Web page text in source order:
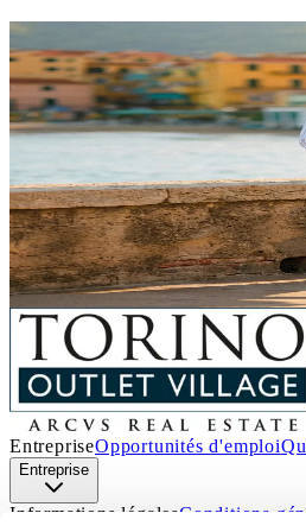
SOLDES D'ÉTÉ
Un été riche en bonnes affaires!
Du 4 juillet au 29 août, les
Profitez de remises
renouveler votre style avec
Nous vous attendons à Torino
Découvrir les détails
EntrepriseOpportunités d'emploi
Entreprise
Informations légalesConditions